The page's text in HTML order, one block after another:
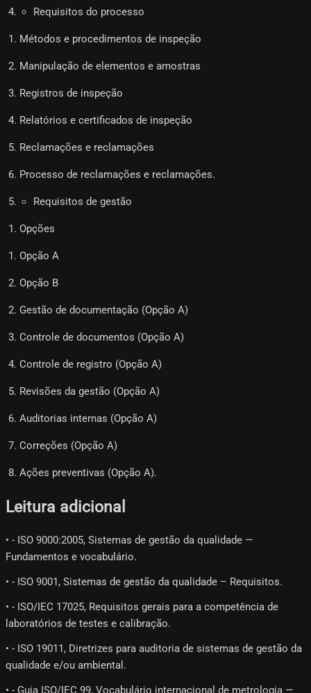
Requisitos do processo
Métodos e procedimentos de inspeção
Manipulação de elementos e amostras
Registros de inspeção
Relatórios e certificados de inspeção
Reclamações e reclamações
Processo de reclamações e reclamações.
Requisitos de gestão
Opções
Opção A
Opção B
Gestão de documentação (Opção A)
Controle de documentos (Opção A)
Controle de registro (Opção A)
Revisões da gestão (Opção A)
Auditorias internas (Opção A)
Correções (Opção A)
Ações preventivas (Opção A).
Leitura adicional
• - ISO 9000:2005, Sistemas de gestão da qualidade —
Fundamentos e vocabulário.
• - ISO 9001, Sistemas de gestão da qualidade – Requisitos.
• - ISO/IEC 17025, Requisitos gerais para a competência de
laboratórios de testes e calibração.
• - ISO 19011, Diretrizes para auditoria de sistemas de gestão da
qualidade e/ou ambiental.
• - Guia ISO/IEC 99, Vocabulário internacional de metrologia —